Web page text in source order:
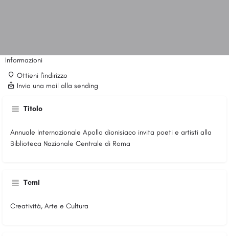
Informazioni
Ottieni l'indirizzo
Invia una mail alla sending
Titolo
Annuale Internazionale Apollo dionisiaco invita poeti e artisti alla
Biblioteca Nazionale Centrale di Roma
Temi
Creatività, Arte e Cultura